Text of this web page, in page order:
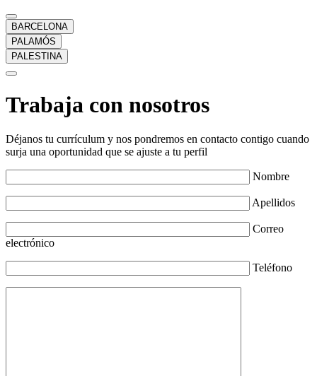
BARCELONA
PALAMÓS
PALESTINA
Trabaja con nosotros
Déjanos tu currículum y nos pondremos en contacto contigo cuando
surja una oportunidad que se ajuste a tu perfil
Nombre
Apellidos
Correo
electrónico
Teléfono